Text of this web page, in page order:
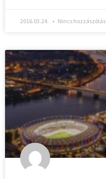
2016.03.24. Nincs hozzászólás